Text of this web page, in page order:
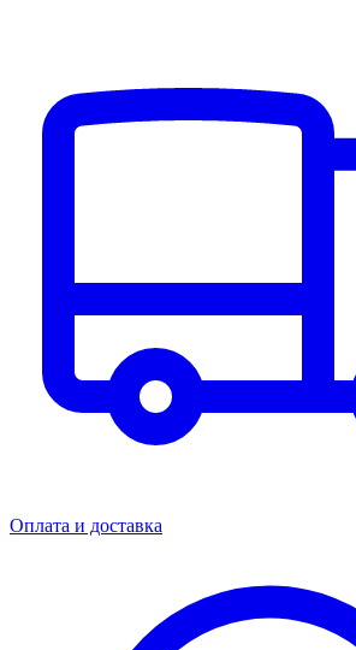
Оплата и доставка